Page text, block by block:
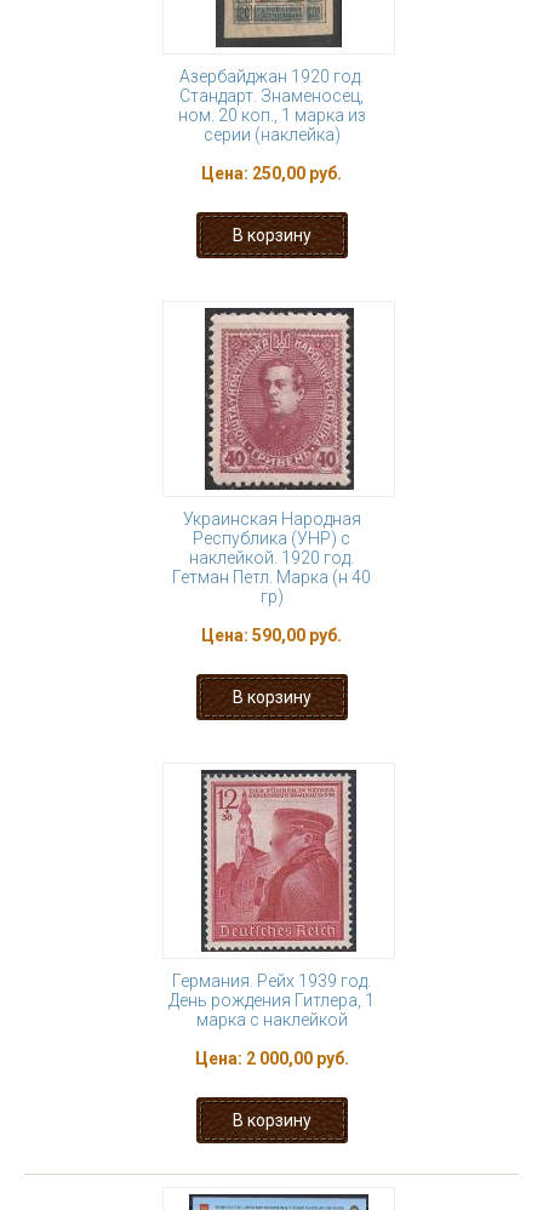
Азербайджан 1920 год.
Стандарт. Знаменосец,
ном. 20 коп., 1 марка из
серии (наклейка)
Цена: 250,00 руб.
Украинская Народная
Республика (УНР) с
наклейкой. 1920 год.
Гетман Петл. Марка (н 40
гр)
Цена: 590,00 руб.
Германия. Рейх 1939 год.
День рождения Гитлера, 1
марка с наклейкой
Цена: 2 000,00 руб.